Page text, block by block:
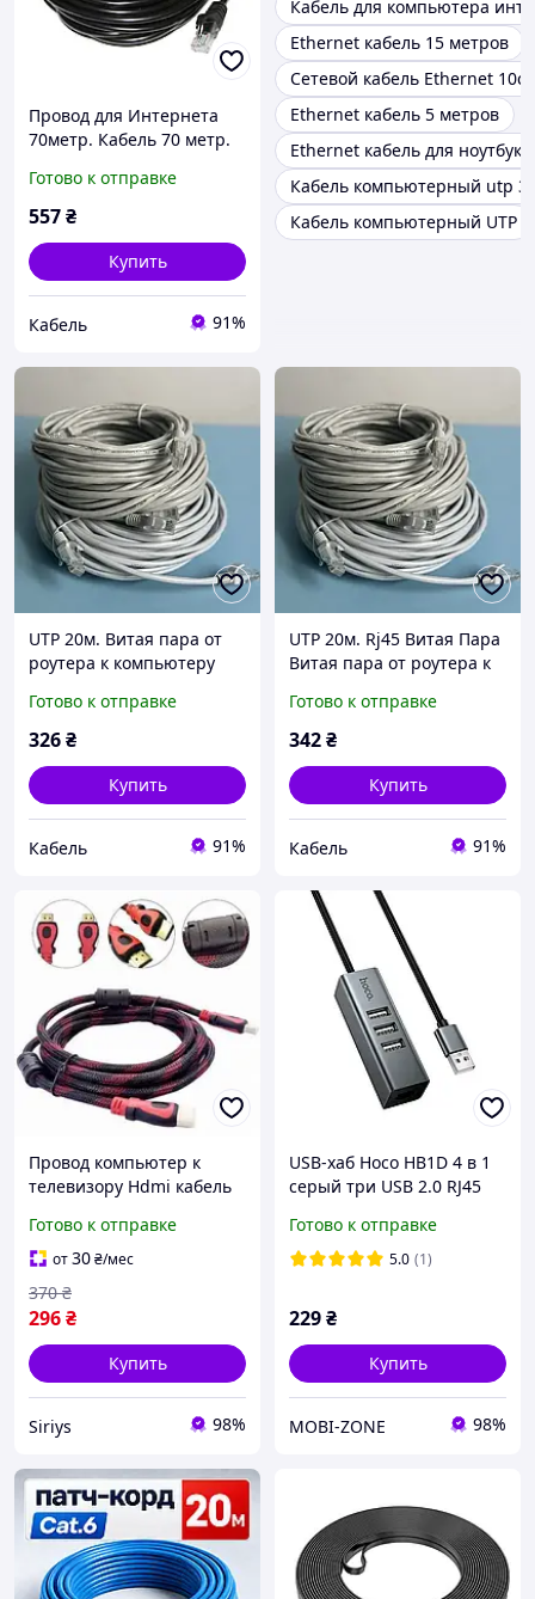
Провод для Интернета
70метр. Кабель 70 метр.
Высокоскоростной
сетевой Патч корд DSS
интернета передачи
Готово к отправке
557₴
Купить
Кабель 91%
Кабель для компьютера
Ethernet кабель 15 метров
Сетевой кабель Ethernet
Ethernet кабель 5 метров
Ethernet кабель для ноутбука
Кабель компьютерный utp
Кабель компьютерный UTP
UTP 20м. Витая пара от
роутера к компьютеру
Готово к отправке
326₴
Купить
Кабель 91%
UTP 20м. Rj45 Витая Пара
Витая пара от роутера к
Корд LAN CAT5e
Внутренний
Готово к отправке
342₴
Купить
Кабель 91%
Провод компьютер к
телевизору Hdmi кабель
10м v2.0 Кабель до
телевизора hdmi-hdmi
Готово к отправке
от30₴/мес
296₴
370 ₴
Купить
Siriys 98%
USB-хаб Hoco HB1D 4 в 1
серый три USB 2.0 RJ45
компьютера
алюминиевый сплав
Готово к отправке
5.0 (1)
229₴
Купить
MOBI-ZONE 98%